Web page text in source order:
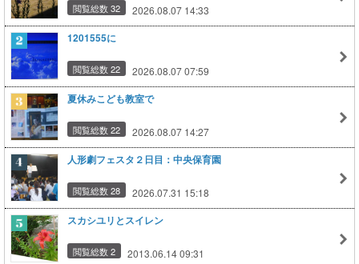
閲覧総数 32 2026.08.07 14:33
1201555に
閲覧総数 22 2026.08.07 07:59
夏休みこども教室で
閲覧総数 22 2026.08.07 14:27
人形劇フェスタ２日目：中央保育園
閲覧総数 28 2026.07.31 15:18
スカシユリとスイレン
閲覧総数 2 2013.06.14 09:31